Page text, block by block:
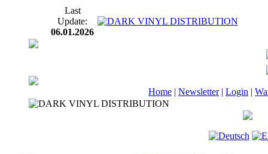
Last
Update:
06.01.2026
Home | Newsletter| Login |